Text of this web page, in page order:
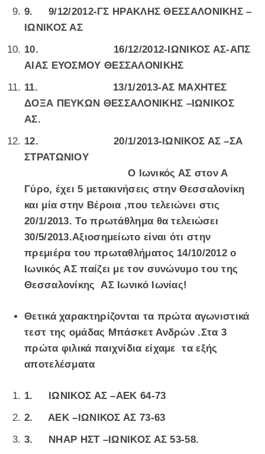
9.9/12/2012-ΓΣ ΗΡΑΚΛΗΣ ΘΕΣΣΑΛΟΝΙΚΗΣ –
ΙΩΝΙΚΟΣ ΑΣ
10. 16/12/2012-ΙΩΝΙΚΟΣ ΑΣ-ΑΠΣ
ΑΙΑΣ ΕΥΟΣΜΟΥ ΘΕΣΣΑΛΟΝΙΚΗΣ
11. 13/1/2013-ΑΣ ΜΑΧΗΤΕΣ
ΔΟΞΑ ΠΕΥΚΩΝ ΘΕΣΣΑΛΟΝΙΚΗΣ –ΙΩΝΙΚΟΣ
ΑΣ.
12.20/1/2013-ΙΩΝΙΚΟΣ ΑΣ –ΣΑ
ΣΤΡΑΤΩΝΙΟΥ
Ο Ιωνικός ΑΣ στον Α
Γύρο, έχει 5 μετακινήσεις στην Θεσσαλονίκη
και μία στην Βέροια ,που τελειώνει στις
20/1/2013. Το πρωτάθλημα θα τελειώσει
30/5/2013.Αξιοσημείωτο είναι ότι στην
πρεμιέρα του πρωταθλήματος 14/10/2012 ο
Ιωνικός ΑΣ παίζει με τον συνώνυμο του της
Θεσσαλονίκης ΑΣ Ιωνικό Ιωνίας!
Θετικά χαρακτηρίζονται τα πρώτα αγωνιστικά
τεστ της ομάδας Μπάσκετ Ανδρών .Στα 3
πρώτα φιλικά παιχνίδια είχαμε τα εξής
αποτελέσματα
1. ΙΩΝΙΚΟΣ ΑΣ –ΑΕΚ 64-73
2. ΑΕΚ –ΙΩΝΙΚΟΣ ΑΣ 73-63
3. ΝΗΑΡ ΗΣΤ –ΙΩΝΙΚΟΣ ΑΣ 53-58.